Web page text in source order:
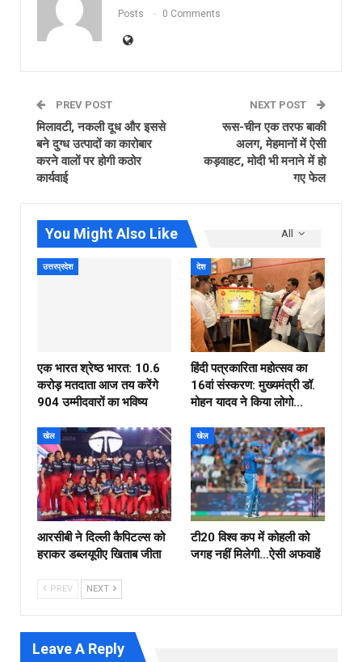
Posts 0 Comments
PREV POST
मिलावटी, नकली दूध और इससे
बने दुग्ध उत्पादों का कारोबार
करने वालों पर होगी कठोर
कार्यवाई
NEXT POST
रूस-चीन एक तरफ बाकी
अलग, मेहमानों में ऐसी
कड़वाहट, मोदी भी मनाने में हो
गए फेल
All
You Might Also Like
उत्तरप्रदेश
एक भारत श्रेष्ठ भारत: 10.6
करोड़ मतदाता आज तय करेंगे
904 उम्मीदवारों का भविष्य
देश
हिंदी पत्रकारिता महोत्सव का
16वां संस्करण: मुख्यमंत्री डॉ.
मोहन यादव ने किया लोगो…
खेल
आरसीबी ने दिल्ली कैपिटल्स को
हराकर डब्लयूपीए खिताब जीता
खेल
टी20 विश्व कप में कोहली को
जगह नहीं मिलेगी…ऐसी अफवाहें
PREV NEXT
Leave A Reply